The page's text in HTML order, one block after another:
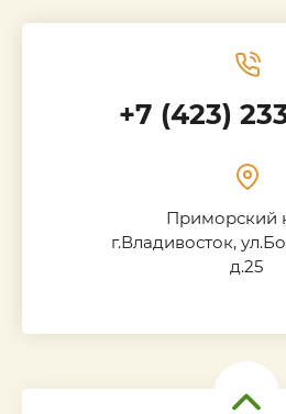
+7 (423)
Приморский
г.Владивосток,
д.25